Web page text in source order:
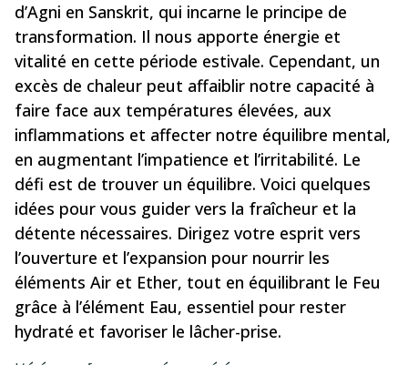
d’Agni en Sanskrit, qui incarne le principe de
transformation. Il nous apporte énergie et
vitalité en cette période estivale. Cependant, un
excès de chaleur peut affaiblir notre capacité à
faire face aux températures élevées, aux
inflammations et affecter notre équilibre mental,
en augmentant l’impatience et l’irritabilité. Le
défi est de trouver un équilibre. Voici quelques
idées pour vous guider vers la fraîcheur et la
détente nécessaires. Dirigez votre esprit vers
l’ouverture et l’expansion pour nourrir les
éléments Air et Ether, tout en équilibrant le Feu
grâce à l’élément Eau, essentiel pour rester
hydraté et favoriser le lâcher-prise.